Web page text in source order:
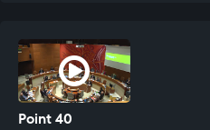
Point 40